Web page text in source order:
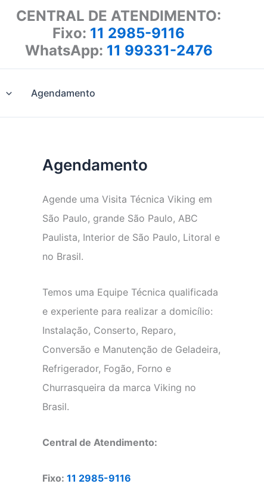
CENTRAL DE ATENDIMENTO:
Fixo: 11 2985-9116
WhatsApp: 11 99331-2476
Agendamento
Agendamento
Agende uma Visita Técnica Viking em
São Paulo, grande São Paulo, ABC
Paulista, Interior de São Paulo, Litoral e
no Brasil.
Temos uma Equipe Técnica qualificada
e experiente para realizar a domicílio:
Instalação, Conserto, Reparo,
Conversão e Manutenção de Geladeira,
Refrigerador, Fogão, Forno e
Churrasqueira da marca Viking no
Brasil.
Central de Atendimento:
Fixo: 11 2985-9116